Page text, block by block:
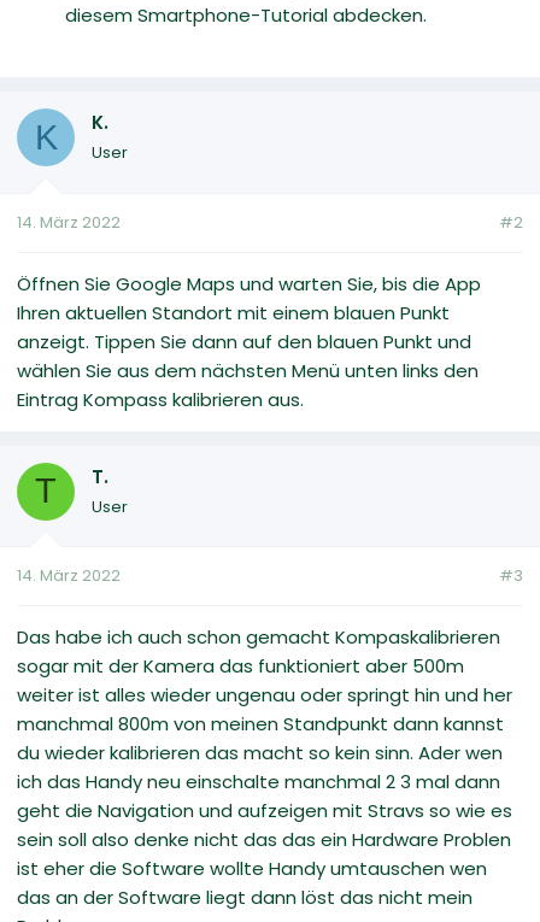
diesem Smartphone-Tutorial abdecken.
K K.
User
14. März 2022 #2
Öffnen Sie Google Maps und warten Sie, bis die App
Ihren aktuellen Standort mit einem blauen Punkt
anzeigt. Tippen Sie dann auf den blauen Punkt und
wählen Sie aus dem nächsten Menü unten links den
Eintrag Kompass kalibrieren aus.
T T.
User
14. März 2022 #3
Das habe ich auch schon gemacht Kompaskalibrieren
sogar mit der Kamera das funktioniert aber 500m
weiter ist alles wieder ungenau oder springt hin und her
manchmal 800m von meinen Standpunkt dann kannst
du wieder kalibrieren das macht so kein sinn. Ader wen
ich das Handy neu einschalte manchmal 2 3 mal dann
geht die Navigation und aufzeigen mit Stravs so wie es
sein soll also denke nicht das das ein Hardware Problen
ist eher die Software wollte Handy umtauschen wen
das an der Software liegt dann löst das nicht mein